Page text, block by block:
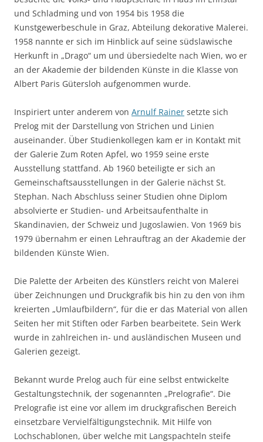
und Schladming und von 1954 bis 1958 die
Kunstgewerbeschule in Graz, Abteilung dekorative Malerei.
1958 nannte er sich im Hinblick auf seine südslawische
Herkunft in „Drago“ um und übersiedelte nach Wien, wo er
an der Akademie der bildenden Künste in die Klasse von
Albert Paris Gütersloh aufgenommen wurde.
Inspiriert unter anderem von Arnulf Rainer setzte sich
Prelog mit der Darstellung von Strichen und Linien
auseinander. Über Studienkollegen kam er in Kontakt mit
der Galerie Zum Roten Apfel, wo 1959 seine erste
Ausstellung stattfand. Ab 1960 beteiligte er sich an
Gemeinschaftsausstellungen in der Galerie nächst St.
Stephan. Nach Abschluss seiner Studien ohne Diplom
absolvierte er Studien- und Arbeitsaufenthalte in
Skandinavien, der Schweiz und Jugoslawien. Von 1969 bis
1979 übernahm er einen Lehrauftrag an der Akademie der
bildenden Künste Wien.
Die Palette der Arbeiten des Künstlers reicht von Malerei
über Zeichnungen und Druckgrafik bis hin zu den von ihm
kreierten „Umlaufbildern“, für die er das Material von allen
Seiten her mit Stiften oder Farben bearbeitete. Sein Werk
wurde in zahlreichen in- und ausländischen Museen und
Galerien gezeigt.
Bekannt wurde Prelog auch für eine selbst entwickelte
Gestaltungstechnik, der sogenannten „Prelografie“. Die
Prelografie ist eine vor allem im druckgrafischen Bereich
einsetzbare Vervielfältigungstechnik. Mit Hilfe von
Lochschablonen, über welche mit Langspachteln steife